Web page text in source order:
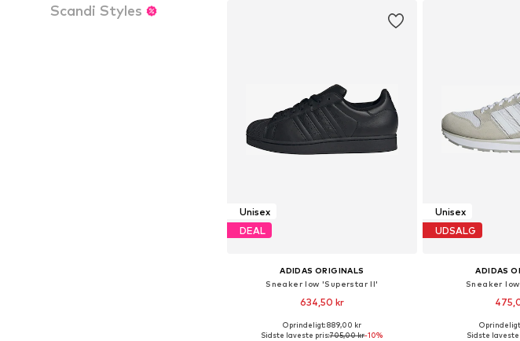
Scandi Styles
Unisex
DEAL
ADIDAS ORIGINALS
Sneaker low 'Superstar II'
634,50 kr
+3
Fås i mange størrelser
Oprindeligt: 889,00 kr
Sidste laveste pris:705,00 kr-10%
Unisex
UDSALG
ADIDAS
Sneaker
Fås i
Sidste laveste